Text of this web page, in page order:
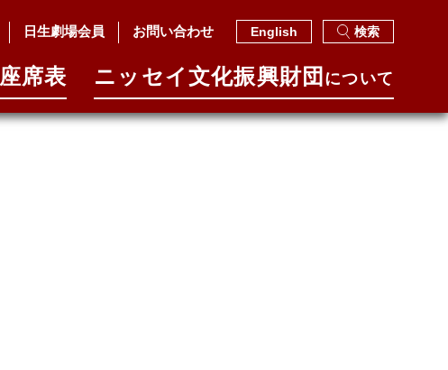
日生劇場会員 お問い合わせ English 検索
座席表 ニッセイ⽂化振興財団 について